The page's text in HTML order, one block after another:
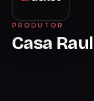
PRODUTOR
Casa Raul